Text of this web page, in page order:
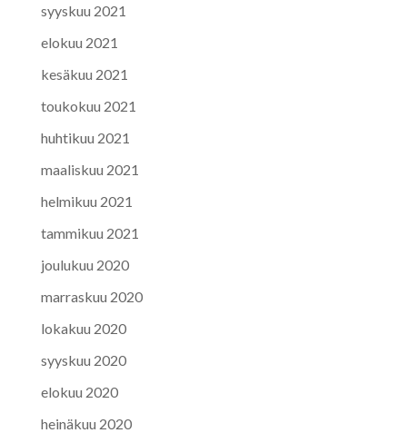
syyskuu 2021
elokuu 2021
kesäkuu 2021
toukokuu 2021
huhtikuu 2021
maaliskuu 2021
helmikuu 2021
tammikuu 2021
joulukuu 2020
marraskuu 2020
lokakuu 2020
syyskuu 2020
elokuu 2020
heinäkuu 2020